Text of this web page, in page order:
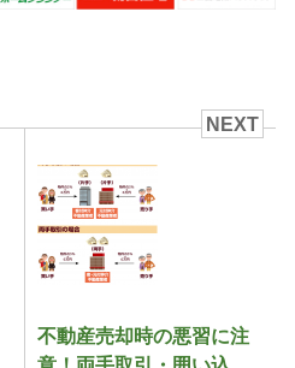
NEXT
不動産売却時の悪習に注